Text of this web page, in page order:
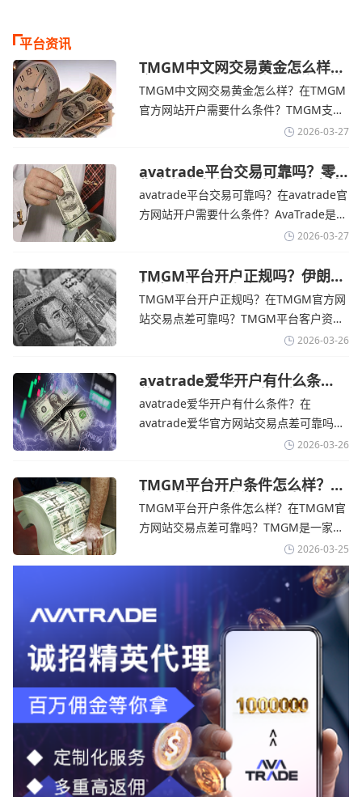
平台资讯
TMGM中文网交易黄金怎么样？
金价下跌，市场评估伊朗停火前
景-TMGM官网
TMGM中文网交易黄金怎么样？在TMGM
官方网站开户需要什么条件？‌‌‌TMGM支持
全球主流的MT4/MT5平台，同时提供功能
险管理工具。通过TMGM官网交易资讯了
解，金价周四回落，受​美元走强和油价上
涨，使通胀担忧保持不变‌对加息的持续预
2026-03-27
avatrade平台交易可靠吗？零
售企业称中东地区冲突正推高成
本avatrade官网
avatrade平台交易可靠吗？在avatrade官
方网站开户需要什么条件？‌‌‌AvaTrade是一
个在交易优势和可靠性两方面都非常均衡
在学习和探索中成长的新手交易者。通过
avatrade官网交易资讯了解，零售企业警
告称，中东地区的冲突正在推高成本，如
2026-03-27
TMGM平台开户正规吗？伊朗仍
拒绝与美国直接谈判-TMGM官
网
TMGM平台开户正规吗？在TMGM官方网
站交易点差可靠吗？‌‌‌TMGM平台客户资金
存放在澳大利亚国民银行等顶级银行的独
TMGM官网交易资讯了解，伊朗外交部长
表示，尽管德黑兰高级官员正在审查美国
结束战争的提议
2026-03-26
avatrade爱华开户有什么条
件？亚洲市场交易喜忧参半-
avatrade爱华官网
avatrade爱华开户有什么条件？在
avatrade爱华官方网站交易点差可靠吗？‌‌‌
avatrade爱华平台的新手可以用很小的成
标准的MT4、MT5，以及自研的
AvaTradeGO和AvaOptions。通过
avatrade爱华官网交易资讯了解，据伊朗
2026-03-26
TMGM平台开户条件怎么样？美
伊和谈传闻引发油价暴跌-
TMGM官网
TMGM平台开户条件怎么样？在TMGM官
方网站交易点差可靠吗？‌‌‌TMGM是一家交
易成本极低、产品极其丰富、ASIC监管
+千万保险加持的全球知名经纪商，特别适
合活跃交易者和股票CFD投资者。通过
TMGM官网交易资讯了解，周三亚洲交易
时段,油价暴跌逾6%,布伦特原油跌破每桶
100美元
2026-03-25